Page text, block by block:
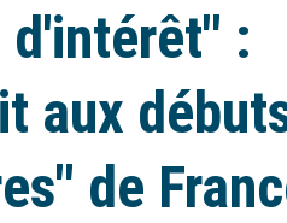
d'intérêt" :
aux
de